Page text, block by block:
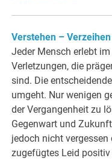
Verstehen –
Jeder Mensch erlebt
Verletzungen, die
sind. Die
umgeht. Nur wenigen
der Vergangenheit zu
Gegenwart und
jedoch nicht vergessen
zugefügtes Leid